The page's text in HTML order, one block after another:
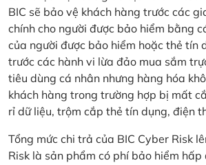
BIC sẽ bảo vệ khách hàng trước các
chính cho người được bảo hiểm bằng
của người được bảo hiểm hoặc thẻ tín
trước các hành vi lừa đảo mua sắm
tiêu dùng cá nhân nhưng hàng hóa
khách hàng trong trường hợp bị mất
rỉ dữ liệu, trộm cắp thẻ tín dụng, điện
Tổng mức chi trả của BIC Cyber Risk
Risk là sản phẩm có phí bảo hiểm